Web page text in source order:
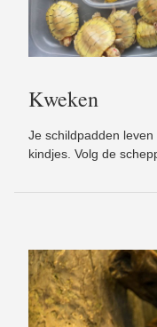
Kweken
Je schildpadden
kindjes. Volg de